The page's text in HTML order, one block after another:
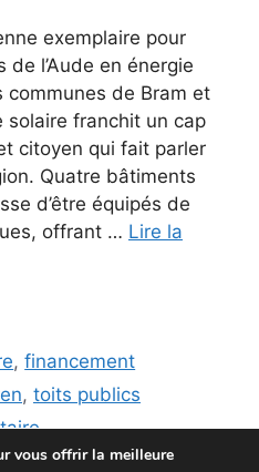
exemplaire pour
l’Aude en énergie
communes de Bram et
solaire franchit un cap
citoyen qui fait parler
Quatre bâtiments
d’être équipés de
offrant … Lire la
,financement
, toits publics
vous offrir la meilleure